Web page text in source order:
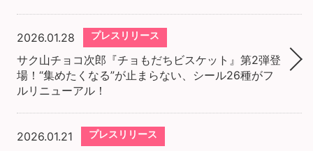
2026.01.28 プレスリリース
サク山チョコ次郎『チョもだちビスケット』第2弾登
場！“集めたくなる”が止まらない、シール26種がフ
ルリニューアル！
2026.01.21 プレスリリース